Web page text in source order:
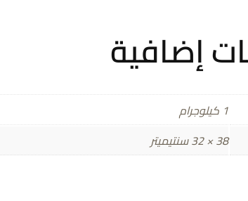
إضافية
1 كيلوجرام
38 × 32 سنتيميتر